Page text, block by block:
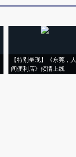
【特别呈现】《东莞，人
间便利店》倾情上线